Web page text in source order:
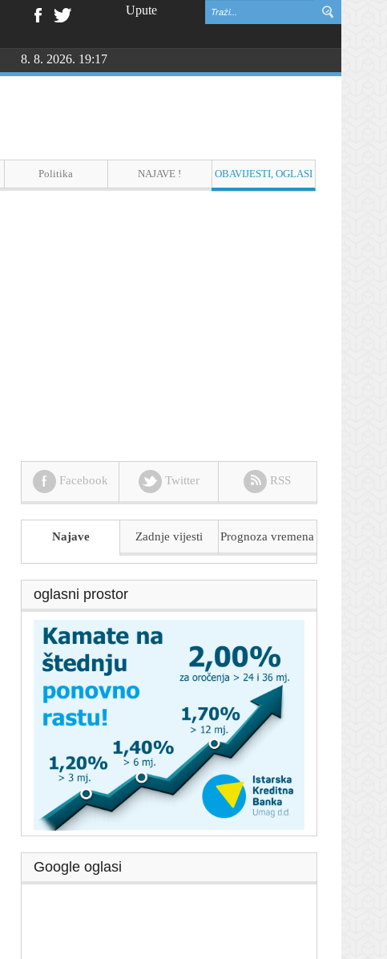
Upute
8. 8. 2026. 19:17
Politika NAJAVE ! OBAVIJESTI, OGLASI
Facebook Twitter RSS
Najave Zadnje vijesti Prognoza vremena
oglasni prostor
Google oglasi